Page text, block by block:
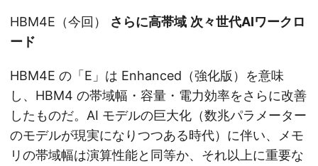
HBM4E（今回） さらに高帯域 次々世代AIワークロ
ード
HBM4E の「E」は Enhanced（強化版）を意味
し、HBM4 の帯域幅・容量・電力効率をさらに改善
したものだ。AI モデルの巨大化（数兆パラメーター
のモデルが現実になりつつある時代）に伴い、メモ
リの帯域幅は演算性能と同等か、それ以上に重要な